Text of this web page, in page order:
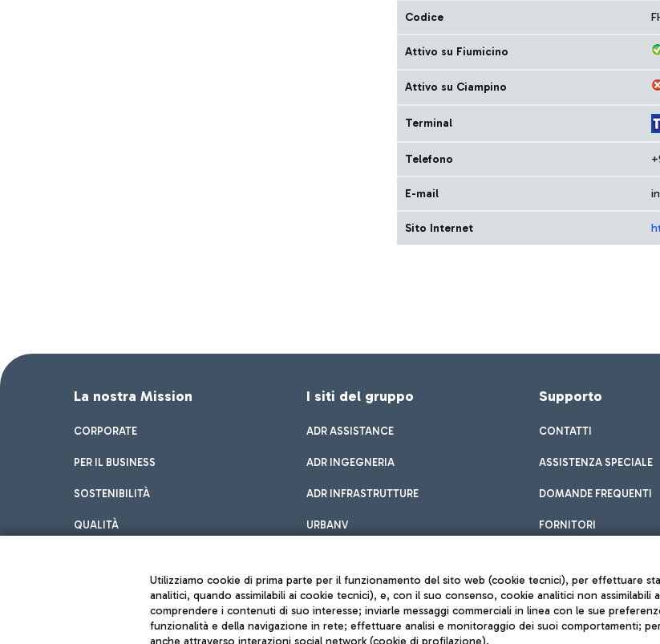
Codice
Attivo su Fiumicino
Attivo su Ciampino
Terminal
Telefono
E-mail
Sito Internet
La nostra Mission
CORPORATE
PER IL BUSINESS
SOSTENIBILITÀ
QUALITÀ
I siti del gruppo
ADR ASSISTANCE
ADR INGEGNERIA
ADR INFRASTRUTTURE
URBANV
Supporto
CONTATTI
ASSISTENZA SPECIALE
DOMANDE FREQUENTI
FORNITORI
Utilizziamo cookie di prima parte per il funzionamento del sito web (cookie tecnici), per effettuare
analitici, quando assimilabili ai cookie tecnici), e, con il suo consenso, cookie analitici non
comprendere i contenuti di suo interesse; inviarle messaggi commerciali in linea con le sue
funzionalità e della navigazione in rete; effettuare analisi e monitoraggio dei suoi comportamenti;
anche attraverso interazioni social network (cookie di profilazione).